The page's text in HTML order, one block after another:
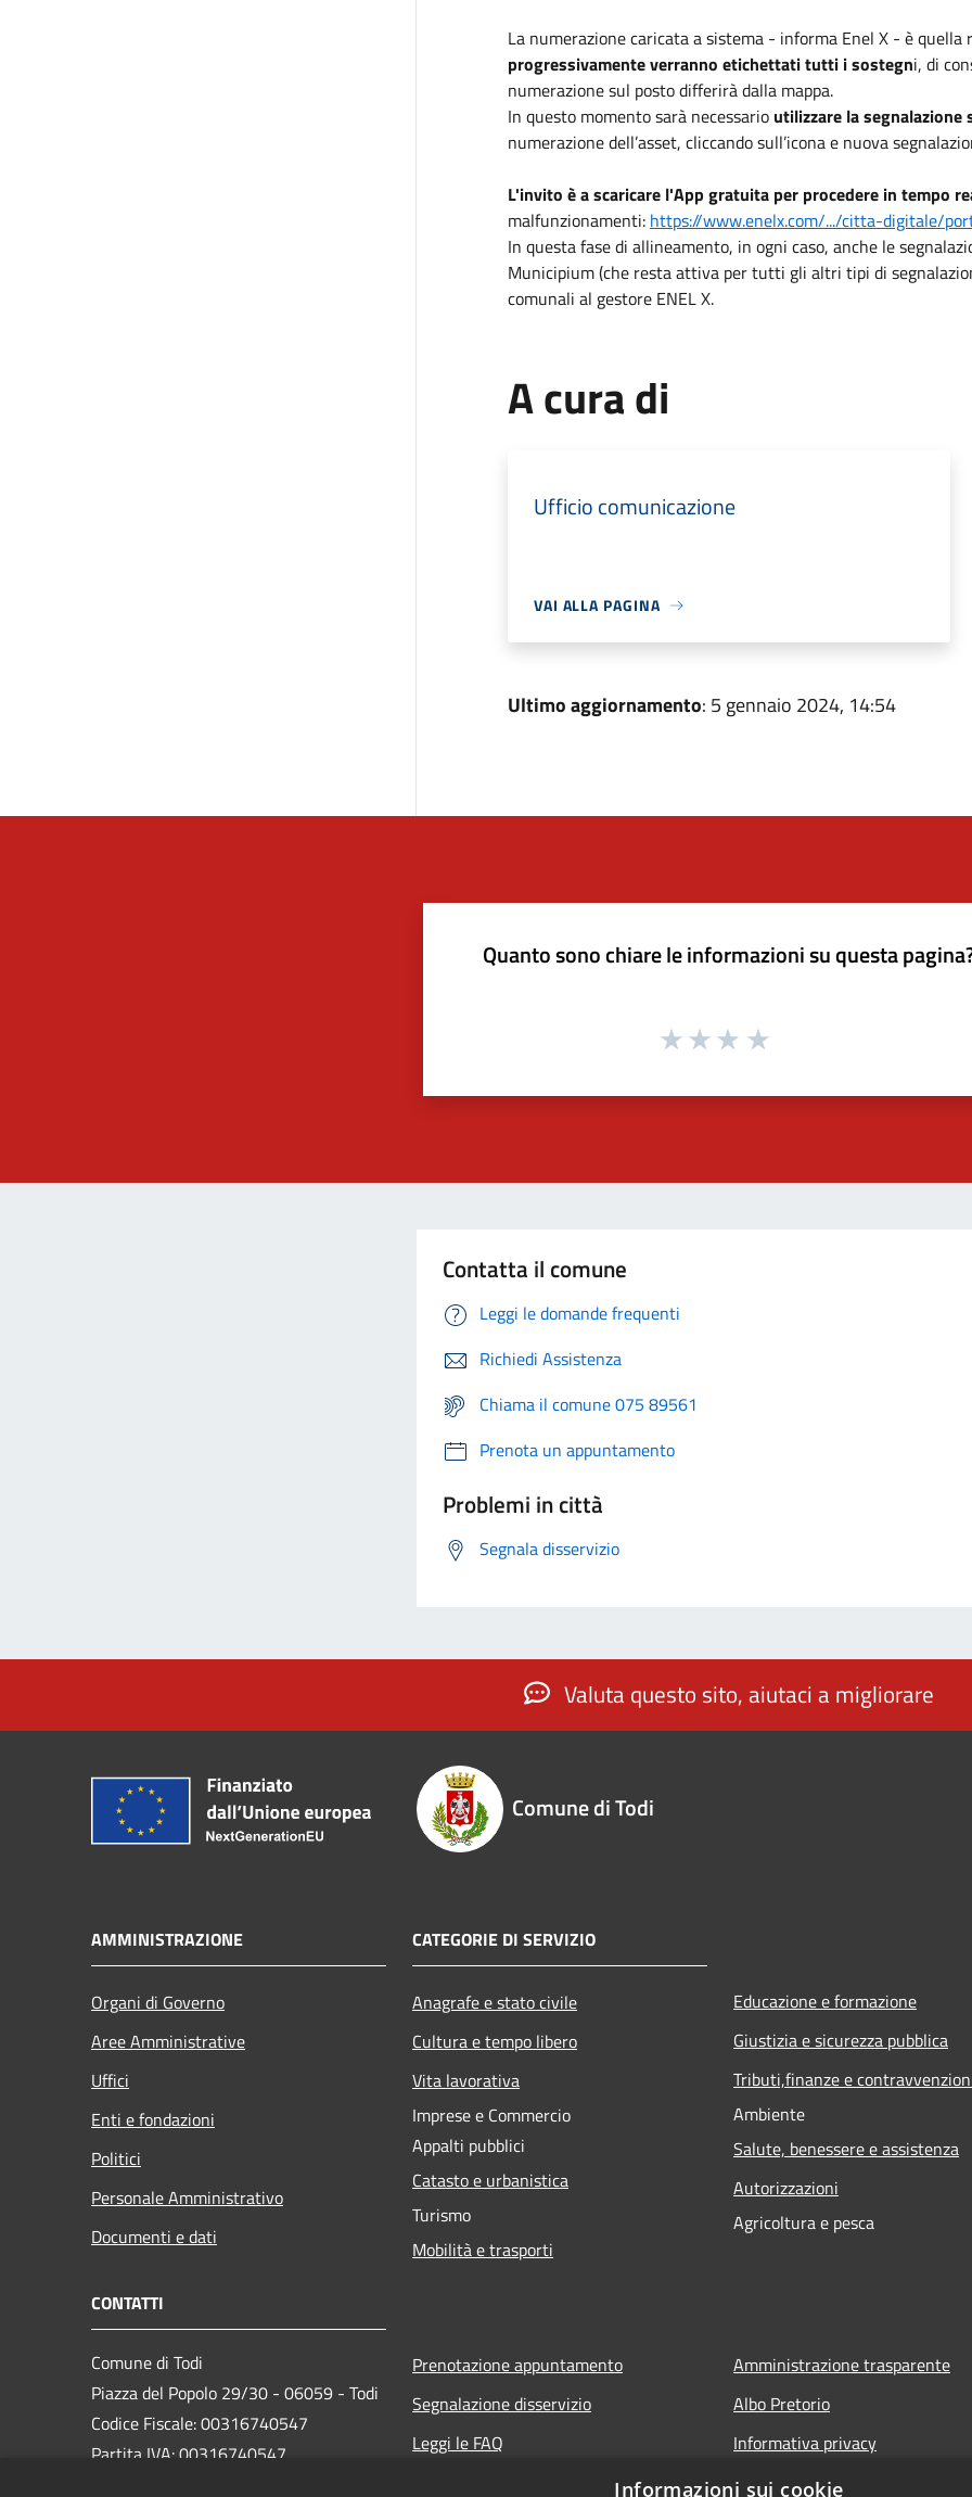
La numerazione caricata a sistema - informa Enel X - è
progressivamente verranno etichettati tutti i sostegni, di
numerazione sul posto differirà dalla mappa.
In questo momento sarà necessario utilizzare la
numerazione dell’asset, cliccando sull’icona e nuova
L'invito è a scaricare l'App gratuita per procedere in tempo
malfunzionamenti: https://www.enelx.com/.../citta-digitale/
In questa fase di allineamento, in ogni caso, anche le
Municipium (che resta attiva per tutti gli altri tipi di
comunali al gestore ENEL X.
A cura di
Ufficio comunicazione
VAI ALLA PAGINA
Ultimo aggiornamento: 5 gennaio 2024, 14:54
Quanto sono chiare le informazioni su questa
Contatta il comune
Leggi le domande frequenti
Richiedi Assistenza
Chiama il comune 075 89561
Prenota un appuntamento
Problemi in città
Segnala disservizio
Valuta questo sito, aiutaci a migliorare
Comune di Todi
AMMINISTRAZIONE
Organi di Governo
Aree Amministrative
Uffici
Enti e fondazioni
Politici
Personale Amministrativo
Documenti e dati
CATEGORIE DI SERVIZIO
Anagrafe e stato civile
Cultura e tempo libero
Vita lavorativa
Imprese e Commercio
Appalti pubblici
Catasto e urbanistica
Turismo
Mobilità e trasporti
Educazione e formazione
Giustizia e sicurezza pubblica
Tributi,finanze e
Ambiente
Salute, benessere e assistenza
Autorizzazioni
Agricoltura e pesca
CONTATTI
Comune di Todi
Piazza del Popolo 29/30 - 06059 - Todi
Codice Fiscale: 00316740547
Partita IVA: 00316740547
Prenotazione appuntamento
Segnalazione disservizio
Leggi le FAQ
Amministrazione trasparente
Albo Pretorio
Informativa privacy
Note legali
Informazioni sui cookie